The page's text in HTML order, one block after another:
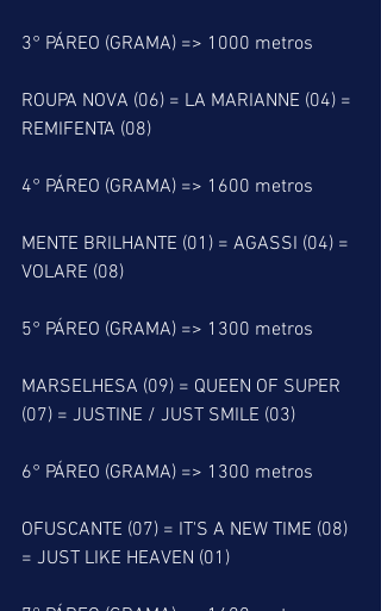
3° PÁREO (GRAMA) => 1000 metros
ROUPA NOVA (06) = LA MARIANNE (04) =
REMIFENTA (08)
4° PÁREO (GRAMA) => 1600 metros
MENTE BRILHANTE (01) = AGASSI (04) =
VOLARE (08)
5° PÁREO (GRAMA) => 1300 metros
MARSELHESA (09) = QUEEN OF SUPER
(07) = JUSTINE / JUST SMILE (03)
6° PÁREO (GRAMA) => 1300 metros
OFUSCANTE (07) = IT'S A NEW TIME (08)
= JUST LIKE HEAVEN (01)